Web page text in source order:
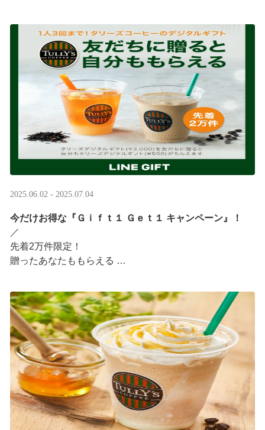
2025.06.02 - 2025.07.04
今だけお得な『Ｇｉｆｔ１ Ｇｅｔ１ キャンペーン』！
／ ​
先着2万件限定！​
贈ったあなたももらえる ​
LINEギフト限定！タリーズデジタルギフト3,000円分を贈
ると、自分も500円分のギフトチケットがもらえるキャン
ペーンがスタート​
···